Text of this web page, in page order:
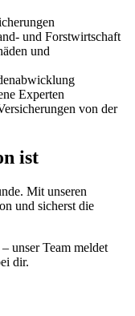
und Forstwirtschaft
und
Experten
von der
ist
Mit unseren
und sicherst die
unser Team meldet
dir.